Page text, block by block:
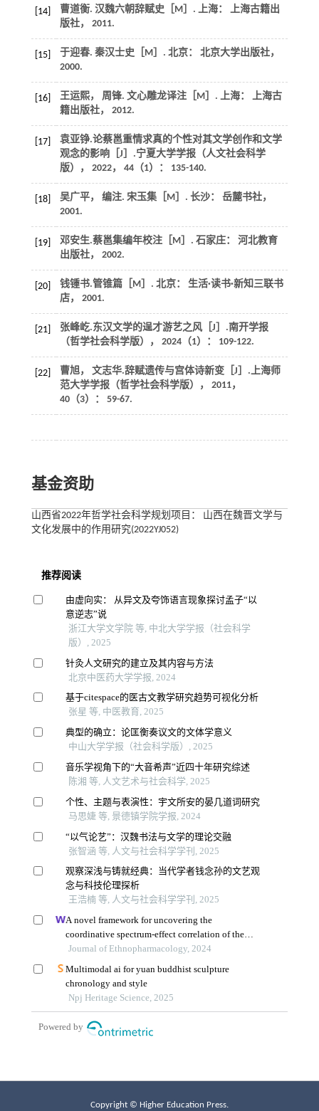
[14] 曹道衡. 汉魏六朝辞赋史 ［M］. 上海： 上海古籍出
版社， 2011.
[15] 于迎春. 秦汉士史 ［M］. 北京： 北京大学出版社，
2000.
[16] 王运熙， 周锋. 文心雕龙译注［M］. 上海： 上海古
籍出版社， 2012.
[17]
袁亚铮.论蔡邕重情求真的个性对其文学创作和文学
观念的影响［J］.宁夏大学学报（人文社会科学
版）
， 2022， 44（1）： 135-140.
[18] 吴广平， 编注. 宋玉集［M］. 长沙： 岳麓书社，
2001.
[19] 邓安生.蔡邕集编年校注［M］. 石家庄： 河北教育
出版社， 2002.
[20] 钱锺书.管锥篇［M］. 北京： 生活·读书·新知三联书
店， 2001.
[21] 张峰屹.东汉文学的逞才游艺之风［J］.南开学报
（哲学社会科学版）
， 2024（1）： 109-122.
[22] 曹旭， 文志华.辞赋遗传与宫体诗新变［J］.上海师
范大学学报（哲学社会科学版）
， 2011，
40（3）： 59-67.
基金资助
山西省2022年哲学社会科学规划项目： 山西在魏晋文学与
文化发展中的作用研究(2022YJ052)
Copyright © Higher Education Press.